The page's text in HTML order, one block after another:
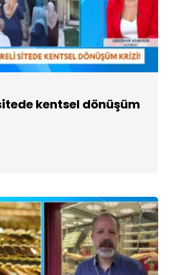
kentsel dönüşüm